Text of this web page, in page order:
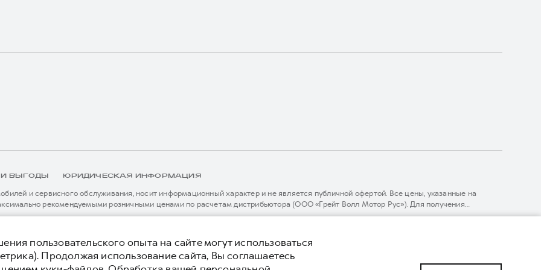
ВЫГОДЫ ЮРИДИЧЕСКАЯ ИНФОРМАЦИЯ
и сервисного обслуживания, носит информационный характер и не является публичной офертой. Все цены, указанные на
рекомендуемыми розничными ценами по расчетам дистрибьютора (ООО «Грейт Волл Мотор Рус»). Для получения
дилеру ООО «Грейт Волл Мотор Рус» либо по телефону Горячей линии 8 (800) 511-59-86, либо на сайте. Опубликованная на
предварительного уведомления.
/ устройство вызова экстренных оперативных служб (блок ЭРА-ГЛОНАСС).
сервисной поддержки. Информация в данном разделе носит ознакомительный характер. При наличии расхождений в условиях,
странице, приоритет отдается сведениям, указанным в сервисной книжке. ООО «Грейт Волл Мотор Рус» оставляет за собой право
уведомления.
пользовательского опыта на сайте могут использоваться
Продолжая использование сайта, Вы соглашаетесь